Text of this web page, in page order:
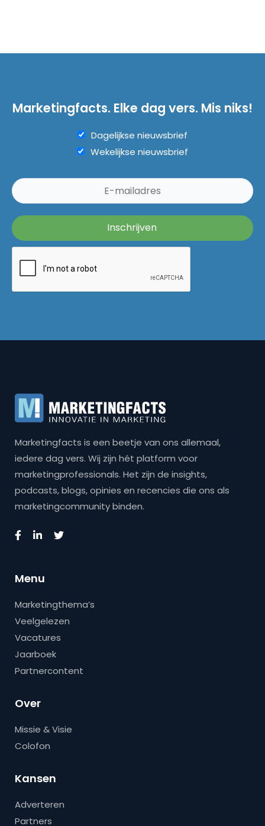
Marketingfacts. Elke dag vers. Mis niks!
Dagelijkse nieuwsbrief
Wekelijkse nieuwsbrief
Marketingfacts is een beetje van ons allemaal,
iedere dag vers. Wij zijn hét platform voor
marketingprofessionals. Het zijn de insights,
podcasts, blogs, opinies en recencies die ons als
marketingcommunity binden.
Menu
Marketingthema’s
Veelgelezen
Vacatures
Jaarboek
Partnercontent
Over
Missie & Visie
Colofon
Kansen
Adverteren
Partners